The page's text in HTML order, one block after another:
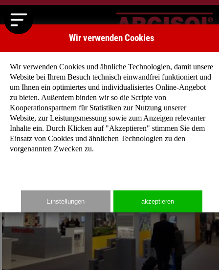
München Bau 2017
Wir verwenden Cookies
Wir verwenden Cookies und ähnliche Technologien, damit unsere
Website bei Ihrem Besuch technisch einwandfrei funktioniert und
um Ihnen ein optimiertes und individualisiertes Online-Angebot
zu bieten. Außerdem binden wir so die Scripte von
Kooperationspartnern für Statistiken zur Nutzung unserer
Website, zur Leistungsmessung sowie zum Anzeigen relevanter
Inhalte ein. Durch Klicken auf "Akzeptieren" stimmen Sie dem
Einsatz von Cookies und ähnlichen Technologien zu den
vorgenannten Zwecken zu.
Einstellungen akzeptieren